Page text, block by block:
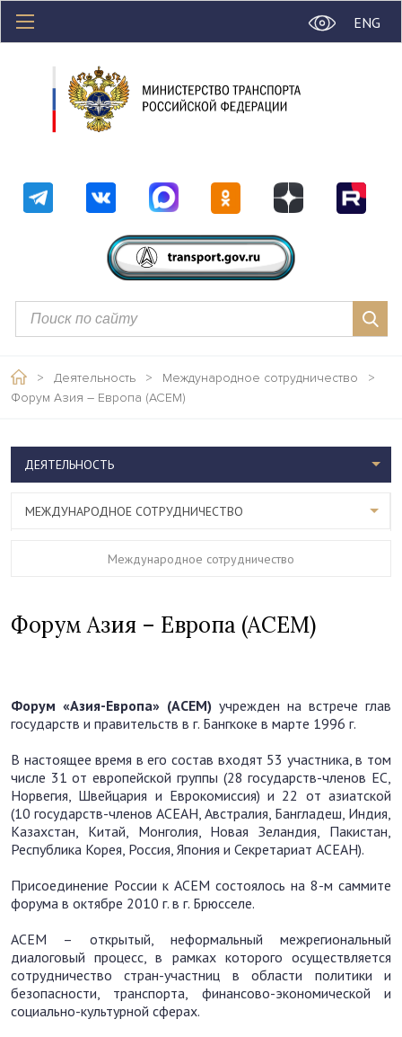
ENG
> Деятельность > Международное сотрудничество
>
Форум Азия – Европа (АСЕМ)
Форум Азия – Европа (АСЕМ)
Форум «Азия-Европа» (АСЕМ) учрежден на встрече глав
государств и правительств в г. Бангкоке в марте 1996 г.
В настоящее время в его состав входят 53 участника, в том
числе 31 от европейской группы (28 государств-членов ЕС,
Норвегия, Швейцария и Еврокомиссия) и 22 от азиатской
(10 государств-членов АСЕАН, Австралия, Бангладеш, Индия,
Казахстан, Китай, Монголия, Новая Зеландия, Пакистан,
Республика Корея, Россия, Япония и Секретариат АСЕАН).
Присоединение России к АСЕМ состоялось на 8-м саммите
форума в октябре 2010 г. в г. Брюсселе.
АСЕМ – открытый, неформальный межрегиональный
диалоговый процесс, в рамках которого осуществляется
сотрудничество стран-участниц в области политики и
безопасности, транспорта, финансово-экономической и
социально-культурной сферах.
ДЕЯТЕЛЬНОСТЬ
МЕЖДУНАРОДНОЕ СОТРУДНИЧЕСТВО
Международное сотрудничество